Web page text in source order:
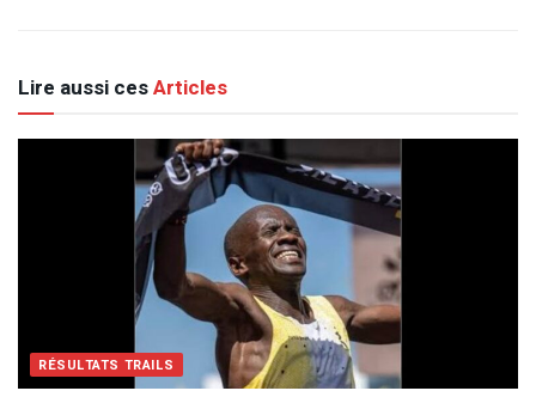
Lire aussi cesArticles
RÉSULTATS TRAILS